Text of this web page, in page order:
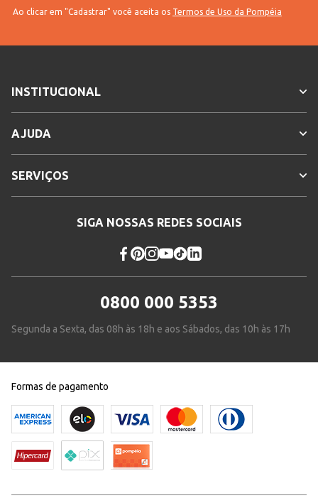
Ao clicar em "Cadastrar" você aceita os Termos de Uso da Pompéia
INSTITUCIONAL
AJUDA
SERVIÇOS
SIGA NOSSAS REDES SOCIAIS
0800 000 5353
Segunda a Sexta, das 08h às 18h e aos Sábados, das 10h às 17h
Formas de pagamento